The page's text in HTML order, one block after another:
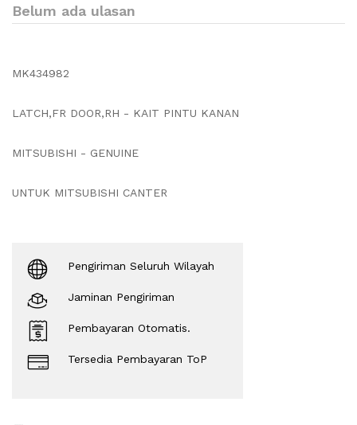
Belum ada ulasan
MK434982
LATCH,FR DOOR,RH - KAIT PINTU KANAN
MITSUBISHI - GENUINE
UNTUK MITSUBISHI CANTER
Pengiriman Seluruh Wilayah
Jaminan Pengiriman
Pembayaran Otomatis.
Tersedia Pembayaran ToP